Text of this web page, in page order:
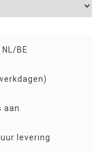
BE
aan
levering